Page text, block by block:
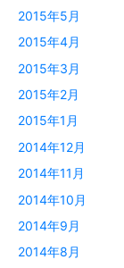
2015年5月
2015年4月
2015年3月
2015年2月
2015年1月
2014年12月
2014年11月
2014年10月
2014年9月
2014年8月